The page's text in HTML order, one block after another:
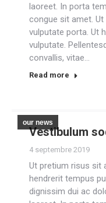
laoreet. In porta
congue sit amet.
vulputate porta. Ut
vulputate.
convallis, vitae…
Read more
our news
Vestibulum
4 septembre 2019
Ut pretium risus sit
hendrerit tempus
dignissim dui ac